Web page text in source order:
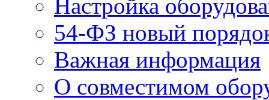
Настройка
54-ФЗ новый
Важная информация
О совместимом